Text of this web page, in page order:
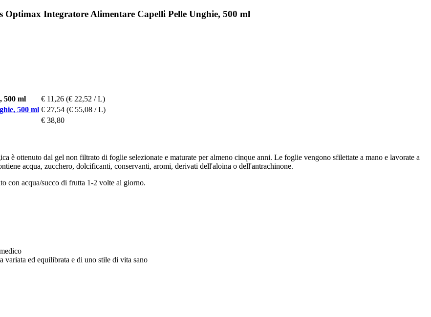
Optimax Integratore Alimentare Capelli Pelle Unghie, 500 ml
500 ml € 11,26 (€ 22,52 / L)
500 ml € 27,54 (€ 55,08 / L)
€ 38,80
è ottenuto dal gel non filtrato di foglie selezionate e maturate per almeno cinque anni. Le foglie vengono sfilettate a mano e lavorate a
acqua, zucchero, dolcificanti, conservanti, aromi, derivati dell'aloina o dell'antrachinone.
con acqua/succo di frutta 1-2 volte al giorno.
variata ed equilibrata e di uno stile di vita sano